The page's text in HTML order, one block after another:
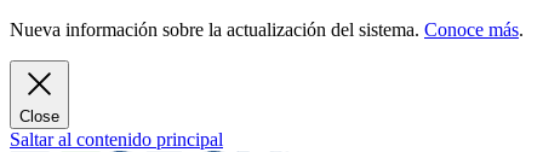
Nueva información sobre la actualización del sistema. Conoce más.
Close
Saltar al contenido principal